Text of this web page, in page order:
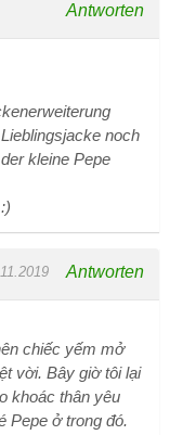
Antworten
noch
kleine Pepe
Antworten
chiếc yếm mở
vời. Bây giờ tôi lại
khoác thân yêu
Pepe ở trong đó.